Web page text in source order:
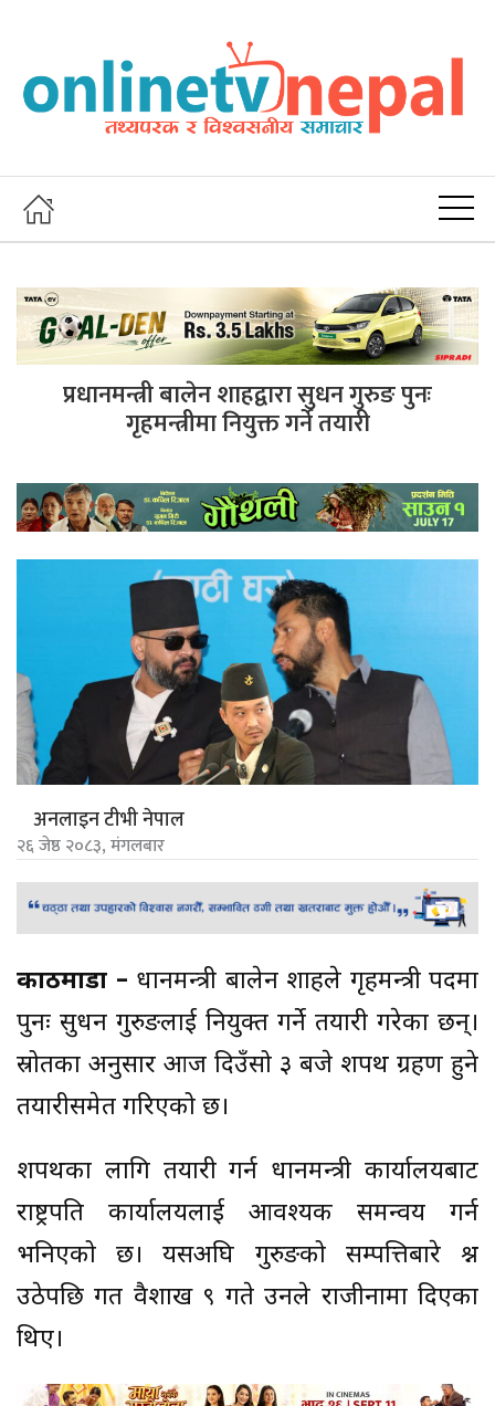
प्रधानमन्त्री बालेन शाहद्वारा सुधन गुरुङ पुनः
गृहमन्त्रीमा नियुक्त गर्ने तयारी
अनलाइन टीभी नेपाल
२६ जेष्ठ २०८३, मंगलबार
काठमाडौं – प्रधानमन्त्री बालेन शाहले गृहमन्त्री पदमा
पुनः सुधन गुरुङलाई नियुक्त गर्ने तयारी गरेका छन्।
स्रोतका अनुसार आज दिउँसो ३ बजे शपथ ग्रहण हुने
तयारीसमेत गरिएको छ।
शपथका लागि तयारी गर्न प्रधानमन्त्री कार्यालयबाट
राष्ट्रपति कार्यालयलाई आवश्यक समन्वय गर्न
भनिएको छ। यसअघि गुरुङको सम्पत्तिबारे प्रश्न
उठेपछि गत वैशाख ९ गते उनले राजीनामा दिएका
थिए।